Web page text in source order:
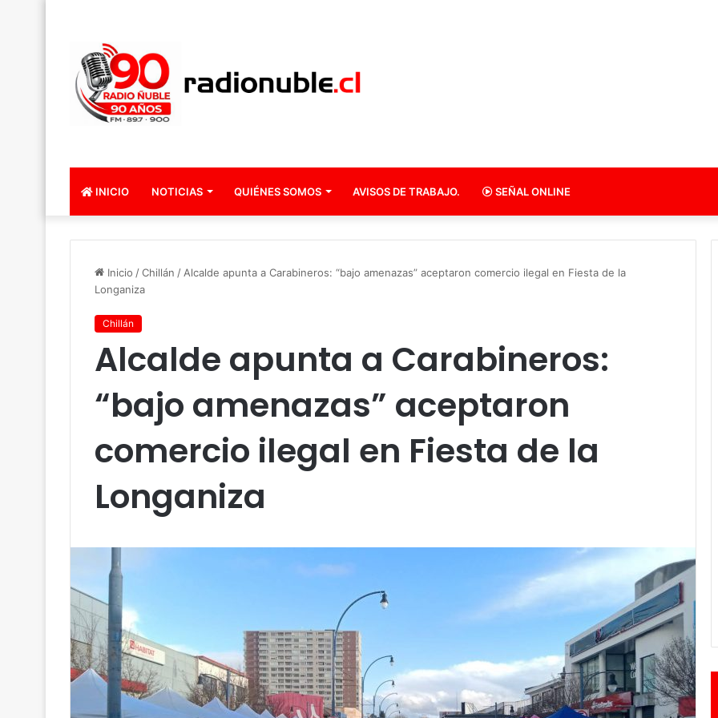
INICIO NOTICIAS QUIÉNES SOMOS AVISOS DE TRABAJO. SEÑAL ONLINE
Inicio /Chillán /Alcalde apunta a Carabineros: “bajo amenazas” aceptaron comercio ilegal en Fiesta de la
Longaniza
Chillán
Alcalde apunta a Carabineros:
“bajo amenazas” aceptaron
comercio ilegal en Fiesta de la
Longaniza